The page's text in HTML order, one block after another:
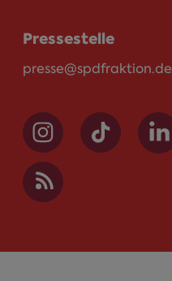
Pressestelle
presse@spdfraktion.de